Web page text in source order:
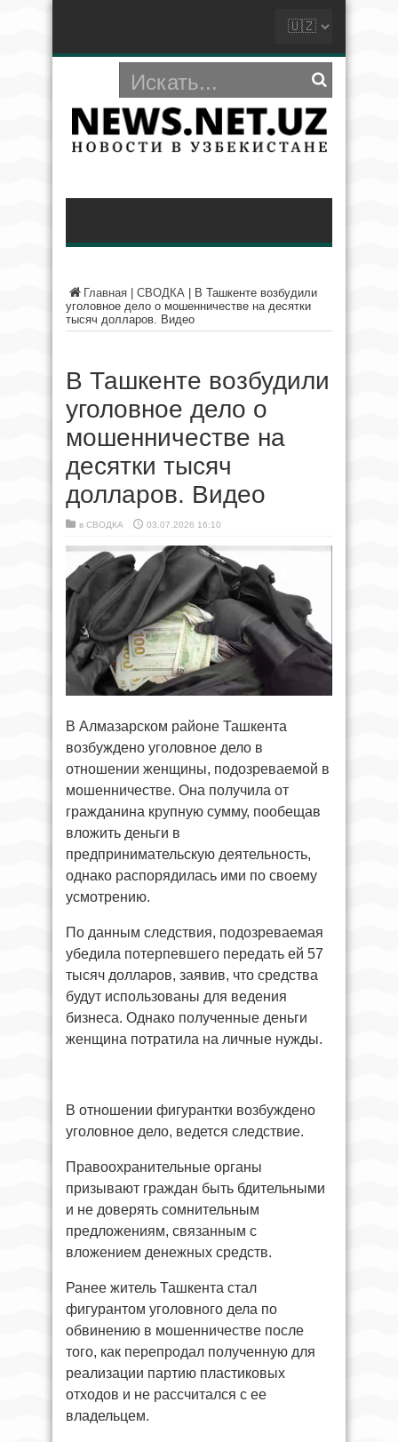
Главная СВОДКА
В Ташкенте возбудили
уголовное дело о мошенничестве на десятки
тысяч долларов. Видео
В Ташкенте возбудили
уголовное дело о
мошенничестве на
десятки тысяч
долларов. Видео
в СВОДКА 03.07.2026 16:10
В Алмазарском районе Ташкента
возбуждено уголовное дело в
отношении женщины, подозреваемой в
мошенничестве. Она получила от
гражданина крупную сумму, пообещав
вложить деньги в
предпринимательскую деятельность,
однако распорядилась ими по своему
усмотрению.
По данным следствия, подозреваемая
убедила потерпевшего передать ей 57
тысяч долларов, заявив, что средства
будут использованы для ведения
бизнеса. Однако полученные деньги
женщина потратила на личные нужды.
В отношении фигурантки возбуждено
уголовное дело, ведется следствие.
Правоохранительные органы
призывают граждан быть бдительными
и не доверять сомнительным
предложениям, связанным с
вложением денежных средств.
Ранее житель Ташкента стал
фигурантом уголовного дела по
обвинению в мошенничестве после
того, как перепродал полученную для
реализации партию пластиковых
отходов и не рассчитался с ее
владельцем.